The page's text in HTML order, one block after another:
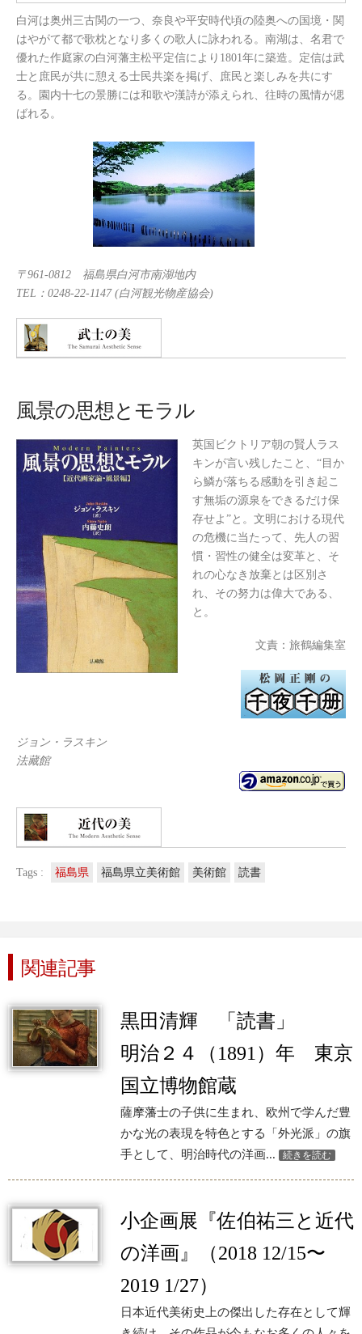
白河は奥州三古関の一つ、奈良や平安時代頃の陸奥への国境・関
はやがて都で歌枕となり多くの歌人に詠われる。南湖は、名君で
優れた作庭家の白河藩主松平定信により1801年に築造。定信は武
士と庶民が共に憩える士民共楽を掲げ、庶民と楽しみを共にす
る。園内十七の景勝には和歌や漢詩が添えられ、往時の風情が偲
ばれる。
〒961-0812 福島県白河市南湖地内
TEL：0248-22-1147 (白河観光物産協会)
風景の思想とモラル
英国ビクトリア朝の賢人ラス
キンが言い残したこと、“目か
ら鱗が落ちる感動を引き起こ
す無垢の源泉をできるだけ保
存せよ”と。文明における現代
の危機に当たって、先人の習
慣・習性の健全は変革と、そ
れの心なき放棄とは区別さ
れ、その努力は偉大である、
と。
文責：旅鶴編集室
ジョン・ラスキン
法藏館
Tags : 福島県 福島県立美術館 美術館 読書
関連記事
黒田清輝 「読書」
明治２４（1891）年 東京
国立博物館蔵
薩摩藩士の子供に生まれ、欧州で学んだ豊
かな光の表現を特色とする「外光派」の旗
手として、明治時代の洋画...
続きを読む
小企画展『佐伯祐三と近代
の洋画』（2018 12/15〜
2019 1/27）
日本近代美術史上の傑出した存在として輝